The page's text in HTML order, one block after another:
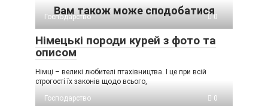
Вам також може сподобатися
Господарство 0
Німецькі породи курей з фото та
описом
Німці – великі любителі птахівництва. І це при всій
строгості їх законів щодо всього,
Господарство
0